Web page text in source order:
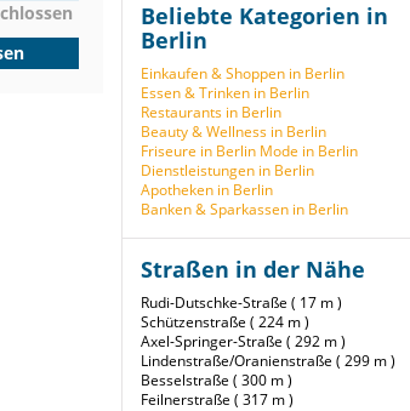
Beliebte Kategorien in
Berlin
Einkaufen & Shoppen in Berlin
Essen & Trinken in Berlin
Restaurants in Berlin
Beauty & Wellness in Berlin
Friseure in Berlin Mode in Berlin
Dienstleistungen in Berlin
Apotheken in Berlin
Banken & Sparkassen in Berlin
Straßen in der Nähe
Rudi-Dutschke-Straße ( 17 m )
Schützenstraße ( 224 m )
Axel-Springer-Straße ( 292 m )
Lindenstraße/Oranienstraße ( 299 m )
Besselstraße ( 300 m )
Feilnerstraße ( 317 m )